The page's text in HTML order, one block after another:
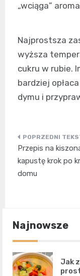
„wciąga”
Najprostsza
wyższa
cukru w rubie.
bardziej
dymu i
Nawigacja
wpisu
Przepis na
kapustę krok po
domu
Najnowsze
Jak